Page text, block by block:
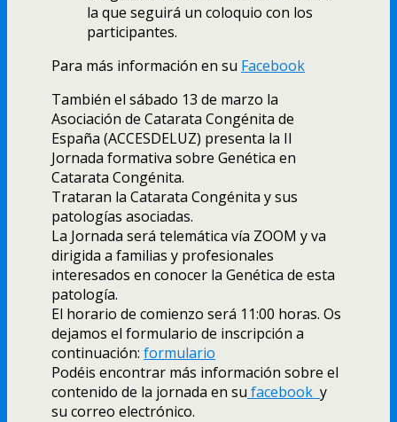
la que seguirá un coloquio con los
participantes.
Para más información en su Facebook
También el sábado 13 de marzo la
Asociación de Catarata Congénita de
España (ACCESDELUZ) presenta la II
Jornada formativa sobre Genética en
Catarata Congénita.
Trataran la Catarata Congénita y sus
patologías asociadas.
La Jornada será telemática vía ZOOM y va
dirigida a familias y profesionales
interesados en conocer la Genética de esta
patología.
El horario de comienzo será 11:00 horas. Os
dejamos el formulario de inscripción a
continuación: formulario
Podéis encontrar más información sobre el
contenido de la jornada en su facebook y
su correo electrónico.